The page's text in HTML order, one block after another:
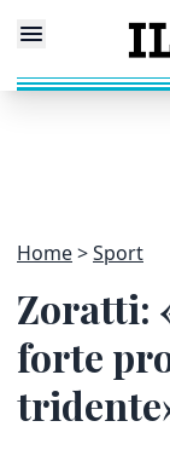
Home Sport
Zoratti:
forte